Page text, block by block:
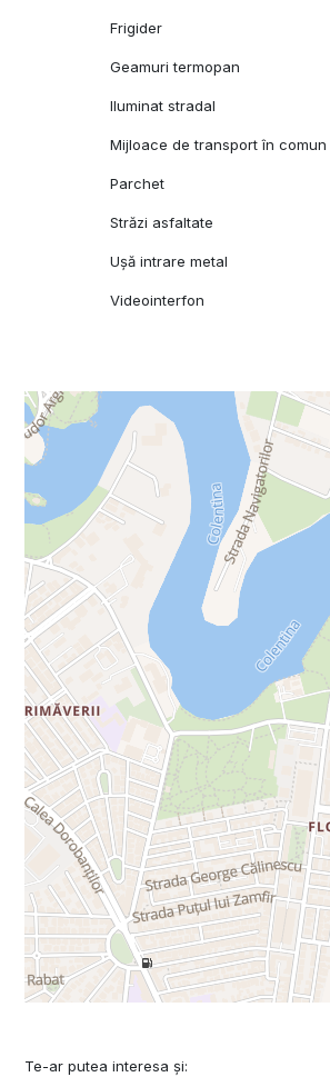
Frigider
Geamuri termopan
Iluminat stradal
Mijloace de transport în comun
Parchet
Străzi asfaltate
Ușă intrare metal
Videointerfon
Te-ar putea interesa și: